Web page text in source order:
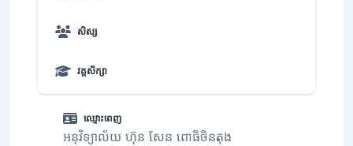
សិស្ស
វគ្គសិក្សា
ឈ្មោះពេញ
អនុវិទ្យាល័យ ហ៊ុន សែន ពោធិចិនតុង